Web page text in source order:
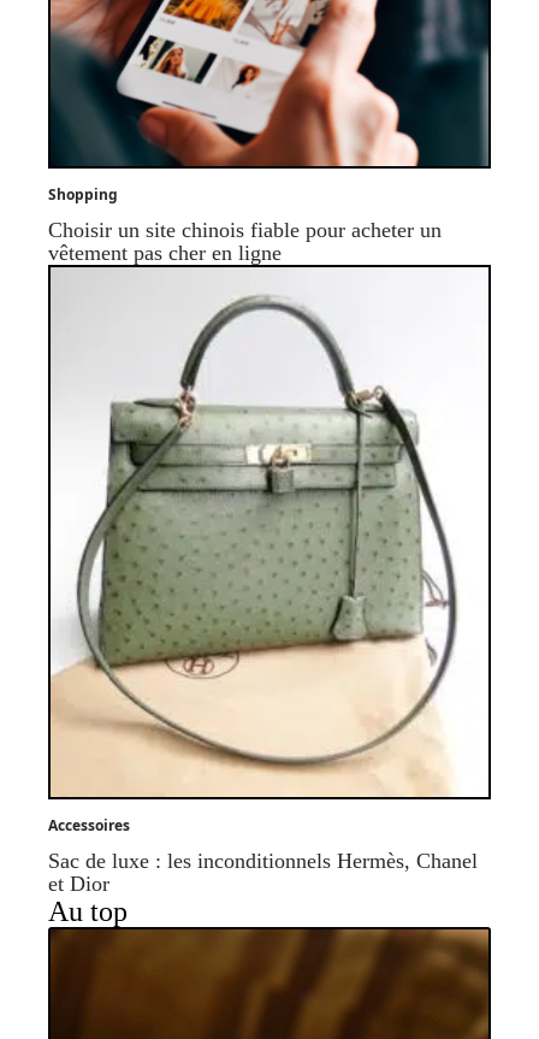
Shopping
Choisir un site chinois fiable pour acheter un
vêtement pas cher en ligne
Accessoires
Sac de luxe : les inconditionnels Hermès, Chanel
et Dior
Au top